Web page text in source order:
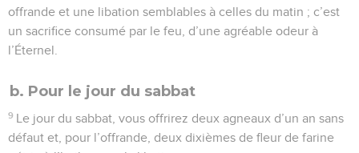
offrande et une libation semblables à celles du matin ; c’est
un sacrifice consumé par le feu, d’une agréable odeur à
l’Éternel.
b. Pour le jour du sabbat
9 Le jour du sabbat, vous offrirez deux agneaux d’un an sans
défaut et, pour l’offrande, deux dixièmes de fleur de farine